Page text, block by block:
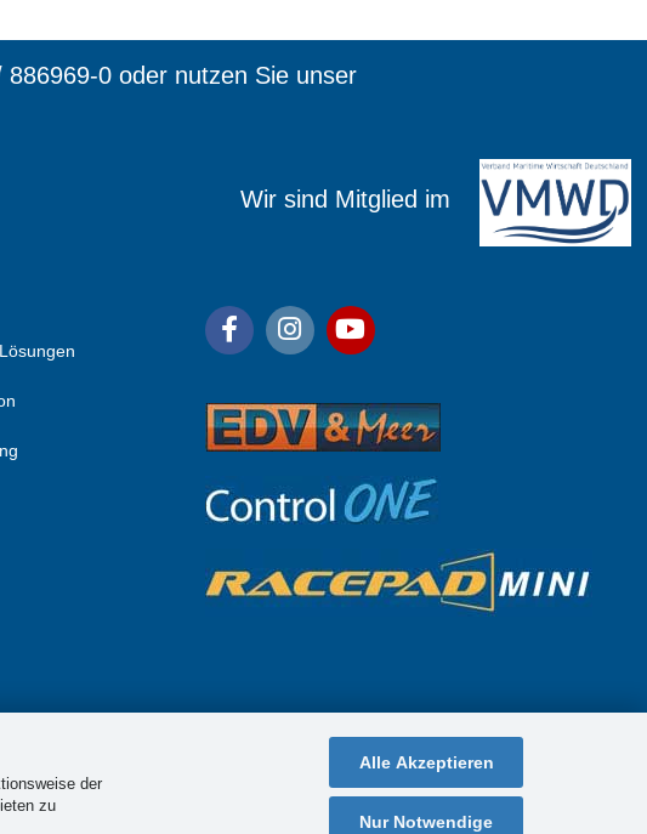
der
zu
Alle Akzeptieren
Nur Notwendige
0 oder nutzen Sie unser
im